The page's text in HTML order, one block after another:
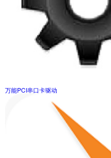
万能PCI串口卡驱动